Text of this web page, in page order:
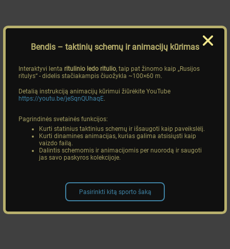
Bendis – taktinių schemų ir animacijų kūrimas
Interaktyvi lentaritulinio ledo ritulio, taip pat žinomo kaip „Rusijos
ritulys“ - didelis stačiakampis čiuožykla ~100×60 m.
Detalią instrukciją animacijų kūrimui žiūrėkite YouTube
https://youtu.be/jeSqnQUhaqE.
Pagrindinės svetainės funkcijos:
Kurti statinius taktinius schemų ir išsaugoti kaip paveikslėlį.
Kurti dinamines animacijas, kurias galima atsisiųsti kaip
vaizdo failą.
Dalintis schemomis ir animacijomis per nuorodą ir saugoti
jas savo paskyros kolekcijoje.
Pasirinkti kitą sporto šaką